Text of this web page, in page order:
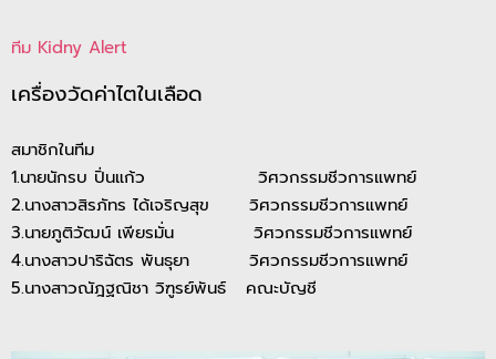
ทีม Kidny Alert
เครื่องวัดค่าไตในเลือด
สมาชิกในทีม
1.นายนักรบ ปิ่นแก้ว วิศวกรรมชีวการแพทย์
2.นางสาวสิรภัทร ได้เจริญสุข วิศวกรรมชีวการแพทย์
3.นายภูติวัฒน์ เพียรมั่น วิศวกรรมชีวการแพทย์
4.นางสาวปาริฉัตร พันธุยา วิศวกรรมชีวการแพทย์
5.นางสาวณัฎฐณิชา วิฑูรย์พันธ์ คณะบัญชี